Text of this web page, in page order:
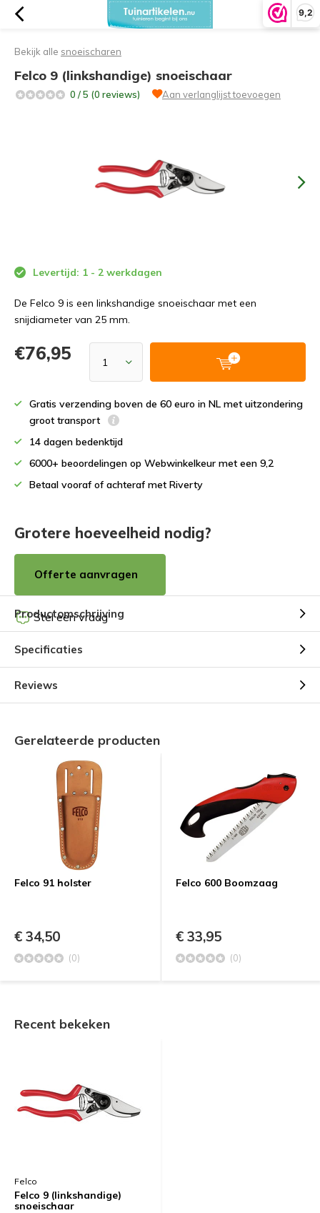
9,2
Bekijk alle snoeischaren
Felco 9 (linkshandige) snoeischaar
0 / 5 (0 reviews) Aan verlanglijst toevoegen
Levertijd: 1 - 2 werkdagen
De Felco 9 is een linkshandige snoeischaar met een
snijdiameter van 25 mm.
€76,95
Gratis verzending boven de 60 euro in NL met uitzondering
groot transport
14 dagen bedenktijd
6000+ beoordelingen op Webwinkelkeur met een 9,2
Betaal vooraf of achteraf met Riverty
Grotere hoeveelheid nodig?
Offerte aanvragen
Stel een vraag
Productomschrijving
Specificaties
Reviews
Gerelateerde producten
Felco 91 holster
€ 34,50
(0)
Felco 600 Boomzaag
€ 33,95
(0)
Recent bekeken
Felco
Felco 9 (linkshandige)
snoeischaar